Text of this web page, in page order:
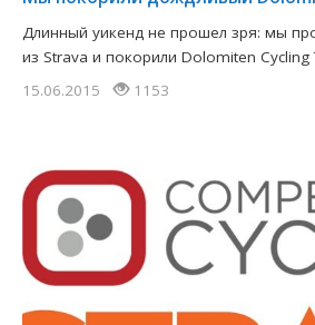
Длинный уикенд не прошел зря: мы
из Strava и покорили Dolomiten Cycling
15.06.2015
1153